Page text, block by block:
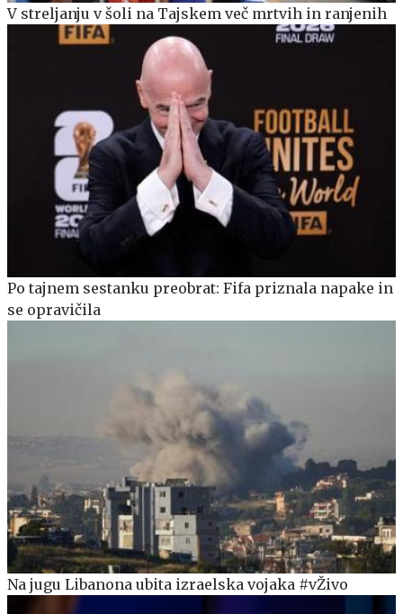
V streljanju v šoli na Tajskem več mrtvih in ranjenih
Po tajnem sestanku preobrat: Fifa priznala napake in
se opravičila
Na jugu Libanona ubita izraelska vojaka #vŽivo